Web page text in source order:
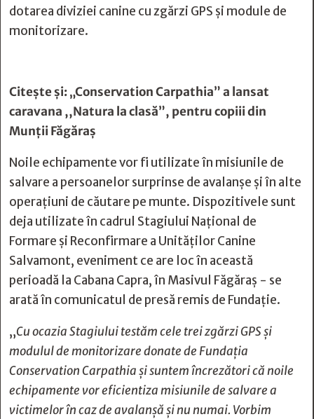
dotarea diviziei canine cu zgărzi GPS și module de
monitorizare.
Citește și:„Conservation Carpathia” a lansat
caravana ,,Natura la clasă”, pentru copiii din
Munții Făgăraș
Noile echipamente vor fi utilizate în misiunile de
salvare a persoanelor surprinse de avalanșe și în alte
operațiuni de căutare pe munte. Dispozitivele sunt
deja utilizate în cadrul Stagiului Național de
Formare și Reconfirmare a Unităților Canine
Salvamont, eveniment ce are loc în această
perioadă la Cabana Capra, în Masivul Făgăraș - se
arată în comunicatul de presă remis de Fundație.
„Cu ocazia Stagiului testăm cele trei zgărzi GPS și
modulul de monitorizare donate de Fundația
Conservation Carpathia și suntem încrezători că noile
echipamente vor eficientiza misiunile de salvare a
victimelor în caz de avalanșă și nu numai. Vorbim